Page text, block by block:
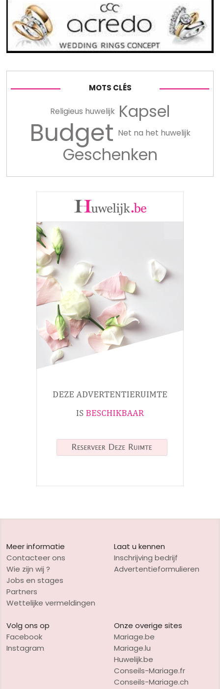
MOTS CLÉS
Religieus huwelijk Kapsel
Budget Net na het huwelijk
Geschenken
Meer informatie
Contacteer ons
Wie zijn wij ?
Jobs en stages
Partners
Wettelijke vermeldingen
Laat u kennen
Inschrijving bedrijf
Advertentieformulieren
Volg ons op
Facebook
Instagram
Onze overige sites
Mariage.be
Mariage.lu
Huwelijk.be
Conseils-Mariage.fr
Conseils-Mariage.ch